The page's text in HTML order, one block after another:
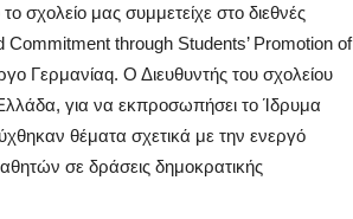
σχολείο μας συμμετείχε στο διεθνές
Commitment through Students’ Promotion of
Γερμανίαq. Ο Διευθυντής του σχολείου
για να εκπροσωπήσει το Ίδρυμα
θέματα σχετικά με την ενεργό
σε δράσεις δημοκρατικής